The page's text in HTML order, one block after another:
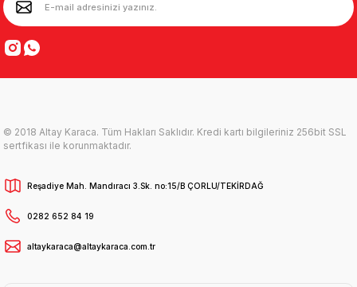
© 2018 Altay Karaca. Tüm Hakları Saklıdır. Kredi kartı bilgileriniz 256bit SSL
sertfikası ile korunmaktadır.
Reşadiye Mah. Mandıracı 3.Sk. no:15/B ÇORLU/TEKİRDAĞ
0282 652 84 19
altaykaraca@altaykaraca.com.tr